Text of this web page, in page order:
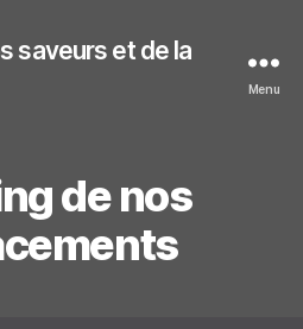
saveurs et de la
Menu
de nos